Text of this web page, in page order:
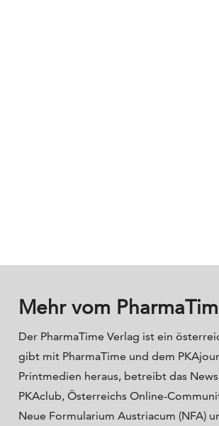
Mehr vom
Der PharmaTime Verlag ist ein
gibt mit PharmaTime und dem
Printmedien heraus, betreibt das
PKAclub, Österreichs Online-
Neue Formularium Austriacum (NFA)